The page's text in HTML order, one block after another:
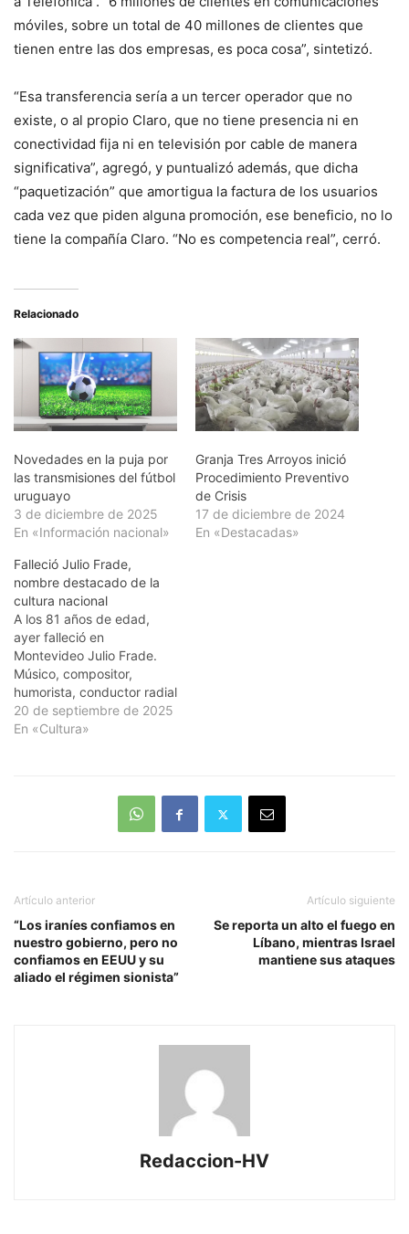
móviles, sobre un total de 40 millones de clientes que
tienen entre las dos empresas, es poca cosa”, sintetizó.
“Esa transferencia sería a un tercer operador que no
existe, o al propio Claro, que no tiene presencia ni en
conectividad fija ni en televisión por cable de manera
significativa”, agregó, y puntualizó además, que dicha
“paquetización” que amortigua la factura de los usuarios
cada vez que piden alguna promoción, ese beneficio, no lo
tiene la compañía Claro. “No es competencia real”, cerró.
Relacionado
Novedades en la puja por
las transmisiones del fútbol
uruguayo
3 de diciembre de 2025
En «Información nacional»
Granja Tres Arroyos inició
Procedimiento Preventivo
de Crisis
17 de diciembre de 2024
En «Destacadas»
Falleció Julio Frade,
nombre destacado de la
cultura nacional
A los 81 años de edad,
ayer falleció en
Montevideo Julio Frade.
Músico, compositor,
humorista, conductor radial
y televisivo, fue una figura
destacada de la cultura
fallecimiento se produjo
20 de septiembre de 2025
En «Cultura»
Artículo anterior
“Los iraníes confiamos en
nuestro gobierno, pero no
confiamos en EEUU y su
aliado el régimen sionista”
Artículo siguiente
Se reporta un alto el fuego en
Líbano, mientras Israel
mantiene sus ataques
Redaccion-HV